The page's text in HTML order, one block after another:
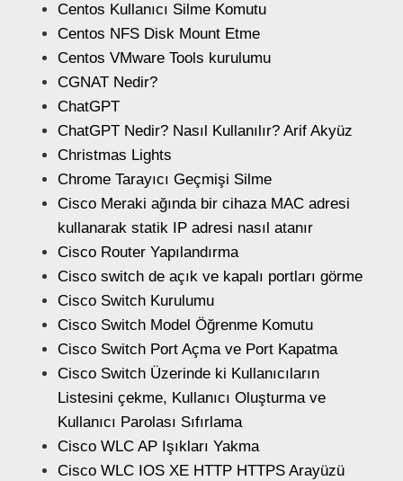
Centos Kullanıcı Silme Komutu
Centos NFS Disk Mount Etme
Centos VMware Tools kurulumu
CGNAT Nedir?
ChatGPT
ChatGPT Nedir? Nasıl Kullanılır? Arif Akyüz
Christmas Lights
Chrome Tarayıcı Geçmişi Silme
Cisco Meraki ağında bir cihaza MAC adresi
kullanarak statik IP adresi nasıl atanır
Cisco Router Yapılandırma
Cisco switch de açık ve kapalı portları görme
Cisco Switch Kurulumu
Cisco Switch Model Öğrenme Komutu
Cisco Switch Port Açma ve Port Kapatma
Cisco Switch Üzerinde ki Kullanıcıların
Listesini çekme, Kullanıcı Oluşturma ve
Kullanıcı Parolası Sıfırlama
Cisco WLC AP Işıkları Yakma
Cisco WLC IOS XE HTTP HTTPS Arayüzü